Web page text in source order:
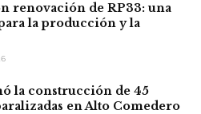
renovación de RP33: una
la producción y la
la construcción de 45
en Alto Comedero